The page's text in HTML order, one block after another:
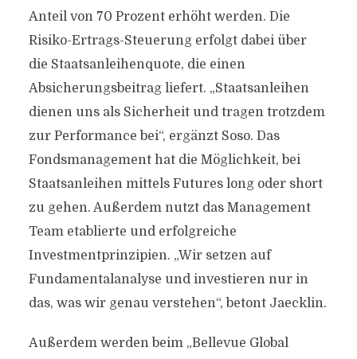
Anteil von 70 Prozent erhöht werden. Die
Risiko-Ertrags-Steuerung erfolgt dabei über
die Staatsanleihenquote, die einen
Absicherungsbeitrag liefert. „Staatsanleihen
dienen uns als Sicherheit und tragen trotzdem
zur Performance bei“, ergänzt Soso. Das
Fondsmanagement hat die Möglichkeit, bei
Staatsanleihen mittels Futures long oder short
zu gehen. Außerdem nutzt das Management
Team etablierte und erfolgreiche
Investmentprinzipien. „Wir setzen auf
Fundamentalanalyse und investieren nur in
das, was wir genau verstehen“, betont Jaecklin.
Außerdem werden beim „Bellevue Global